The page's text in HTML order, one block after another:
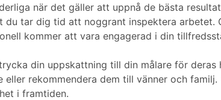
när det gäller att uppnå de bästa
tar dig tid att noggrant inspektera arbetet.
kommer att vara engagerad i din
din uppskattning till din målare för deras
rekommendera dem till vänner och
i framtiden.